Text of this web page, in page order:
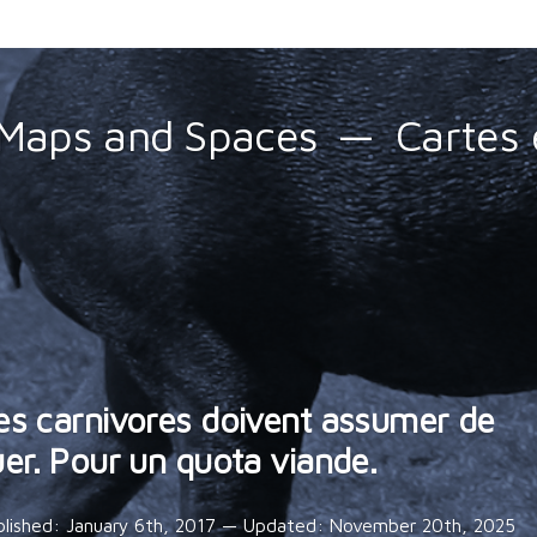
and Spaces Cartes
carnivores doivent assumer de
Pour un quota viande.
January 6th, 2017— Updated:November 20th, 2025